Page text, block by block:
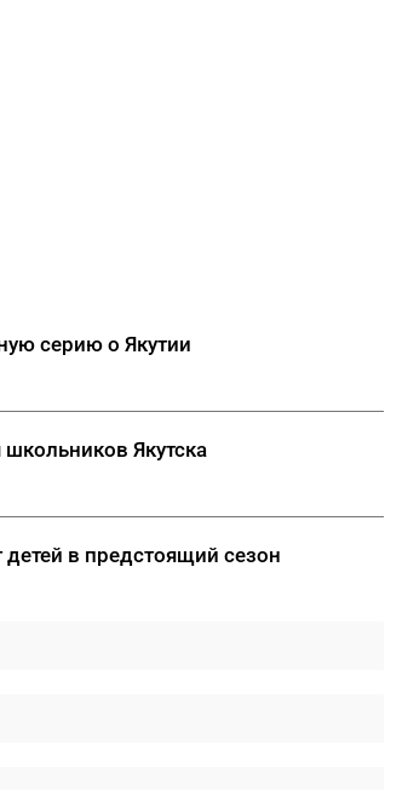
серию о Якутии
Якутска
в предстоящий сезон